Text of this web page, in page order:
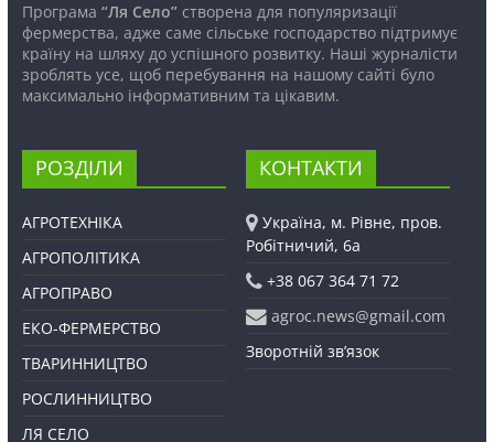
Програма “Ля Село”створена для популяризації
фермерства, адже саме сільське господарство підтримує
країну на шляху до успішного розвитку. Наші журналісти
зроблять усе, щоб перебування на нашому сайті було
максимально інформативним та цікавим.
РОЗДІЛИ
АГРОТЕХНІКА
АГРОПОЛІТИКА
АГРОПРАВО
ЕКО-ФЕРМЕРСТВО
ТВАРИННИЦТВО
РОСЛИННИЦТВО
ЛЯ СЕЛО
КОНТАКТИ
Україна, м. Рівне, пров.
Робітничий, 6а
+38 067 364 71 72
agroc.news@gmail.com
Зворотній зв’язок